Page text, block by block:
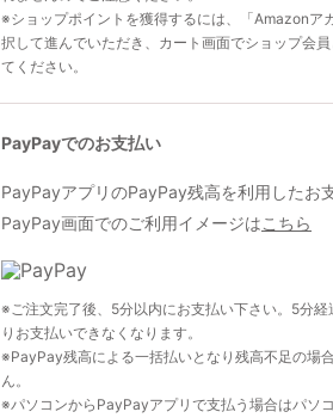
※ショップポイントを獲得するには、「Amazonア
択して進んでいただき、カート画面でショップ会
てください。
PayPayでのお支払い
PayPayアプリのPayPay残高を利用したお
PayPay画面でのご利用イメージはこちら
※ご注文完了後、5分以内にお支払い下さい。5分
りお支払いできなくなります。
※PayPay残高による一括払いとなり残高不足の場
ん。
※パソコンからPayPayアプリで支払う場合はパソ